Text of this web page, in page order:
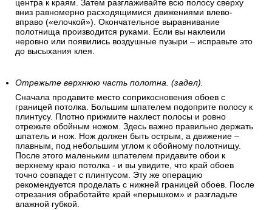
центра к краям. Затем разглаживайте всю полосу сверху
вниз равномерно расходящимися движениями влево-
вправо («елочкой»). Окончательное выравнивание
полотнища производится руками. Если вы наклеили
неровно или появились воздушные пузыри – исправьте это
до высыхания клея.
Отрежьте верхнюю часть полотна. (задел).
Сначала продавите место соприкосновения обоев с
границей потолка. Большим шпателем подоприте полосу к
плинтусу. Плотно прижмите нахлест полосы и ровно
отрежьте обойным ножом. Здесь важно правильно держать
шпатель и нож. Нож должен быть острым, а движение –
плавным, под небольшим углом к обойному полотнищу.
После этого маленьким шпателем придавите обои к
верхнему краю потолка - и вы увидите, что край обоев
точно совпадет с плинтусом. Эту же операцию
рекомендуется проделать с нижней границей обоев. После
отрезания обработайте край «перышком» и разгладьте
влажной губкой.